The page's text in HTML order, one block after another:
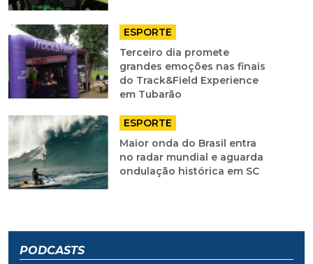
ESPORTE
Terceiro dia promete
grandes emoções nas finais
do Track&Field Experience
em Tubarão
ESPORTE
Maior onda do Brasil entra
no radar mundial e aguarda
ondulação histórica em SC
PODCASTS